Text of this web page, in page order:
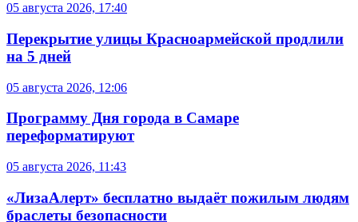
05 августа 2026, 17:40
Перекрытие улицы Красноармейской продлили
на 5 дней
05 августа 2026, 12:06
Программу Дня города в Самаре
переформатируют
05 августа 2026, 11:43
«ЛизаАлерт» бесплатно выдаёт пожилым людям
браслеты безопасности